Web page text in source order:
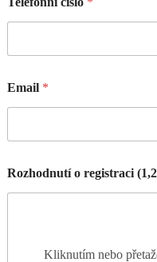
Email *
Rozhodnutí o registraci
Kliknutím nebo